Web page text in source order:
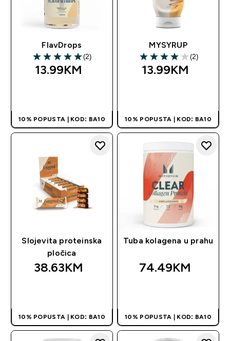
FlavDrops
5 out of 5 stars
(2)
13.99KM‎
10% POPUSTA | KOD: BA10
MYSYRUP
4 out of 5 stars
(2)
13.99KM‎
10% POPUSTA | KOD: BA10
Slojevita proteinska
pločica
38.63KM‎
10% POPUSTA | KOD: BA10
Tuba kolagena u prahu
74.49KM‎
10% POPUSTA | KOD: BA10